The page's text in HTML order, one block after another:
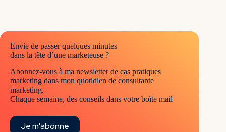
Envie de passer quelques minutes
dans la tête d’une marketeuse ?
Abonnez-vous à ma newsletter de cas pratiques
marketing dans mon quotidien de consultante
marketing.
Chaque semaine, des conseils dans votre boîte mail
Je m'abonne